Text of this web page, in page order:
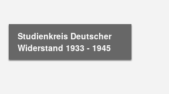
Studienkreis Deutscher
Widerstand 1933 - 1945